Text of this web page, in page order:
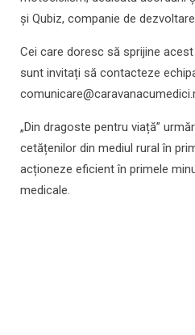
și Qubiz, companie de
Cei care doresc să sprijine
sunt invitați să contacteze
„Din dragoste pentru viață”
cetățenilor din mediul rural în
acționeze eficient în primele
medicale.